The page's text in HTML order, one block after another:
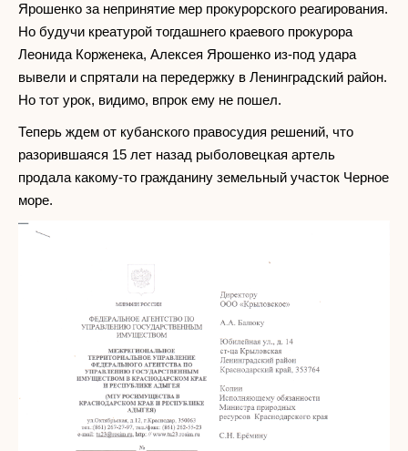
Ярошенко за непринятие мер прокурорского реагирования.
Но будучи креатурой тогдашнего краевого прокурора
Леонида Корженека, Алексея Ярошенко из-под удара
вывели и спрятали на передержку в Ленинградский район.
Но тот урок, видимо, впрок ему не пошел.
Теперь ждем от кубанского правосудия решений, что
разорившаяся 15 лет назад рыболовецкая артель
продала какому-то гражданину земельный участок Черное
море.